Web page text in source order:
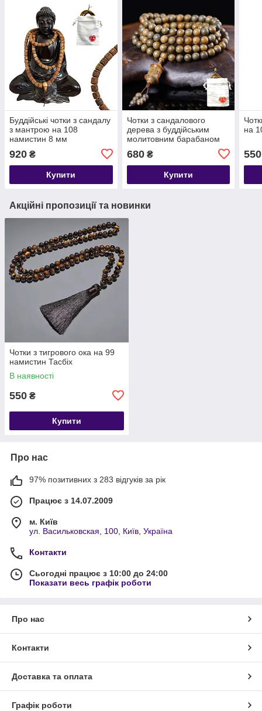
Буддійські чотки з сандалу
з мантрою на 108
намистин 8 мм
920 ₴
Купити
Чотки з сандалового
дерева з буддійським
молитовним барабаном
680₴
Купити
на
550
Акційні пропозиції та новинки
Чотки з тигрового ока на 99
намистин Тасбіх
В наявності
550 ₴
Купити
Про нас
97% позитивних з 283 відгуків за рік
Працює з 14.07.2009
м. Київ
ул. Васильковская, 100, Київ, Україна
Контакти
Сьогодні працює з 10:00 до 24:00
Показати весь графік роботи
Про нас
Контакти
Доставка та оплата
Графік роботи